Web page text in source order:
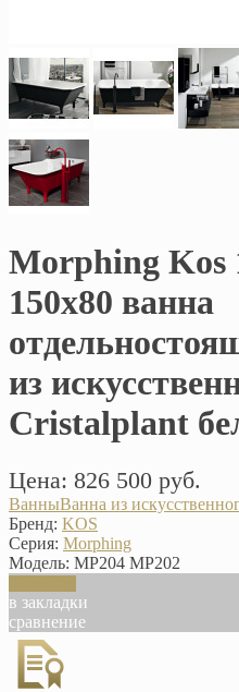
Morphing Kos
150х80 ванна
из
Cristalplant
Цена: 826 500 руб.
ВанныВанна из
Бренд: KOS
Серия: Morphing
Модель: MP204 MP202
в закладки
сравнение